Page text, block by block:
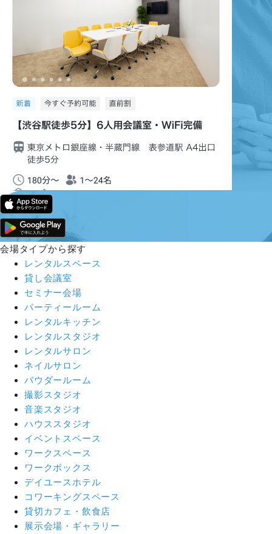
会場タイプから探す
レンタルスペース
貸し会議室
セミナー会場
パーティールーム
レンタルキッチン
レンタルスタジオ
レンタルサロン
ネイルサロン
パウダールーム
撮影スタジオ
音楽スタジオ
ハウススタジオ
イベントスペース
ワークスペース
ワークボックス
デイユースホテル
コワーキングスペース
貸切カフェ・飲食店
展示会場・ギャラリー